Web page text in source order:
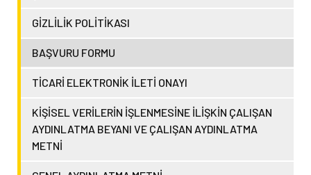
GİZLİLİK POLİTİKASI
BAŞVURU FORMU
TİCARİ ELEKTRONİK İLETİ ONAYI
KİŞİSEL VERİLERİN İŞLENMESİNE İLİŞKİN ÇALIŞAN
AYDINLATMA BEYANI VE ÇALIŞAN AYDINLATMA
METNİ